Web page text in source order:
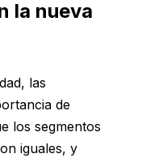
la nueva
las
de
los segmentos
iguales, y